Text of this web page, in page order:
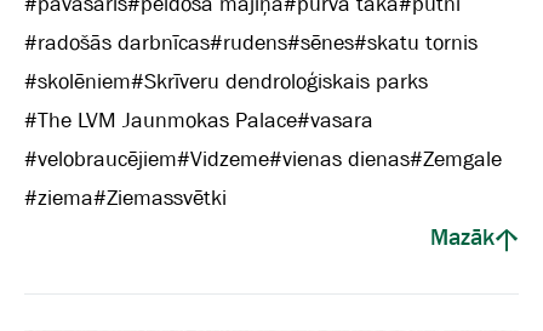
#radošās darbnīcas#rudens#sēnes#skatu tornis
#skolēniem#Skrīveru dendroloģiskais parks
#The LVM Jaunmokas Palace#vasara
#velobraucējiem#Vidzeme#vienas dienas#Zemgale
#ziema#Ziemassvētki
Mazāk